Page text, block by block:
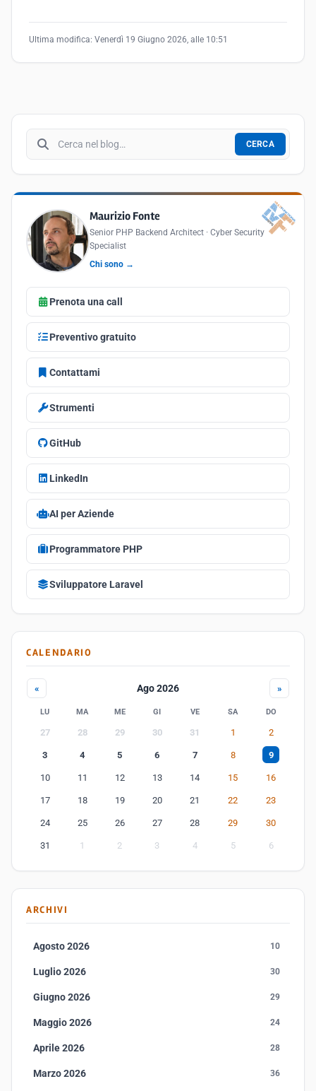
Ultima modifica: Venerdì 19 Giugno 2026, alle 10:51
Cerca nel blog
CERCA
Maurizio Fonte
Senior PHP Backend Architect · Cyber Security
Specialist
Chi sono →
Prenota una call
Preventivo gratuito
Contattami
Strumenti
GitHub
LinkedIn
AI per Aziende
Programmatore PHP
Sviluppatore Laravel
CALENDARIO
« Ago 2026 »
LU MA ME GI VE SA DO
27 28 29 30 31 1 2
3 4 5 6 7 8 9
10 11 12 13 14 15 16
17 18 19 20 21 22 23
24 25 26 27 28 29 30
31 1 2 3 4 5 6
ARCHIVI
Agosto 2026 10
Luglio 2026 30
Giugno 2026 29
Maggio 2026 24
Aprile 2026 28
Marzo 2026 36